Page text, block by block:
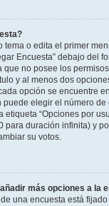
tema o edita el primer
Encuesta” debajo del
que no posee los
y al menos dos
opción se encuentre
puede elegir el número
“Opciones por
para duración infinita) y
su votos.
más opciones a la
una encuesta está